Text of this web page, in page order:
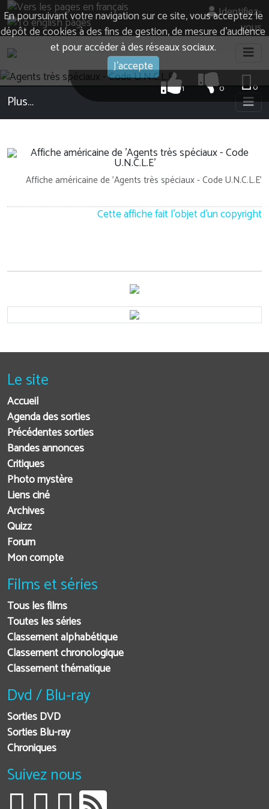
En poursuivant votre navigation sur ce site, vous acceptez le
dépôt de cookies à des fins de gestion, de mesure d’audience
et pour accéder à des réseaux sociaux.
J'accepte
Identifiez-
vous
0
0
1
Plus…
Affiche américaine de 'Agents très spéciaux - Code U.N.C.L.E'
Cette affiche fait l'objet d'un copyright
Le site
Accueil
Agenda des sorties
Précédentes sorties
Bandes annonces
Critiques
Photo mystère
Liens ciné
Archives
Quizz
Forum
Mon compte
Films et séries
Tous les films
Toutes les séries
Classement alphabétique
Classement chronologique
Classement thématique
Dvd / Blu-ray
Sorties DVD
Sorties Blu-ray
Chroniques
Suivez nous